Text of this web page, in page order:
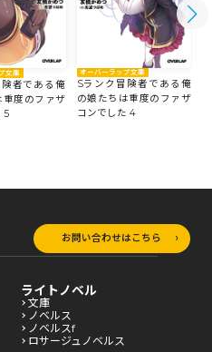
文庫
者である俺
重度のファザ
5
オーバーラップ文庫
Sランク冒険者である俺
の娘たちは重度のファザ
コンでした 4
お問い合わせはこちら
ライトノベル
文庫
ノベルス
ノベルスf
ロサージュノベルス